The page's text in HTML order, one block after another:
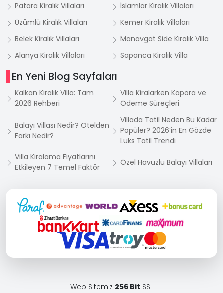
Patara Kiralık Villaları
İslamlar Kiralık Villaları
Üzümlü Kiralık Villaları
Kemer Kiralık Villaları
Belek Kiralık Villaları
Manavgat Side Kiralık Villa
Alanya Kiralık Villaları
Sapanca Kiralık Villa
En Yeni Blog Sayfaları
Kalkan Kiralık Villa: Tam
2026 Rehberi
Villa Kiralarken Kapora ve
Ödeme Süreçleri
Balayı Villası Nedir? Otelden
Farkı Nedir?
Villada Tatil Neden Bu Kadar
Popüler? 2026’in En Gözde
Lüks Tatil Trendi
Villa Kiralama Fiyatlarını
Etkileyen 7 Temel Faktör
Özel Havuzlu Balayı Villaları
Web Sitemiz 256 Bit SSL